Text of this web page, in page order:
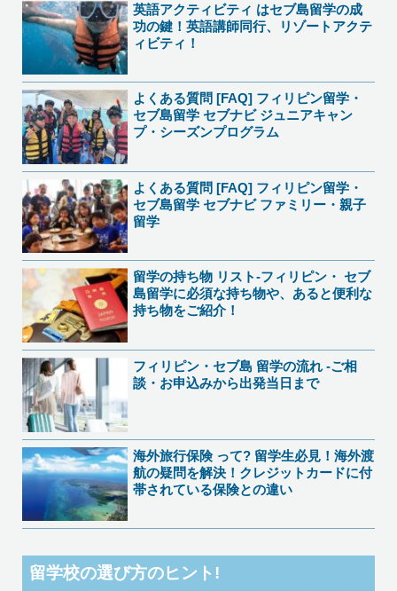
英語アクティビティ はセブ島留学の成
功の鍵！英語講師同行、リゾートアクテ
ィビティ！
よくある質問 [FAQ] フィリピン留学・
セブ島留学 セブナビ ジュニアキャン
プ・シーズンプログラム
よくある質問 [FAQ] フィリピン留学・
セブ島留学 セブナビ ファミリー・親子
留学
留学の持ち物 リスト-フィリピン・ セブ
島留学に必須な持ち物や、あると便利な
持ち物をご紹介！
フィリピン・セブ島 留学の流れ -ご相
談・お申込みから出発当日まで
海外旅行保険 って? 留学生必見！海外渡
航の疑問を解決！クレジットカードに付
帯されている保険との違い
留学校の選び方のヒント!